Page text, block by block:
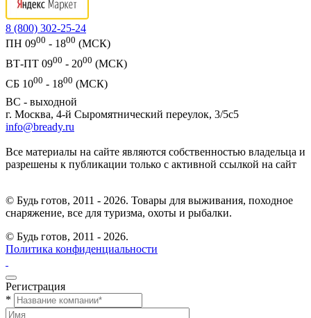
8 (800) 302-25-24
ПН 0900 - 1800 (МСК)
ВТ-ПТ 0900 - 2000 (МСК)
СБ 1000 - 1800 (МСК)
ВС - выходной
г. Москва, 4-й Сыромятнический переулок, 3/5с5
info@bready.ru
Все материалы на сайте являются собственностью владельца и
разрешены к публикации только с активной ссылкой на сайт
© Будь готов, 2011 - 2026. Товары для выживания, походное
снаряжение, все для туризма, охоты и рыбалки.
© Будь готов, 2011 - 2026.
Политика конфиденциальности
Регистрация
*